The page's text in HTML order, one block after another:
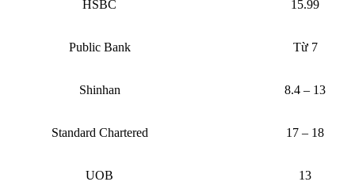
HSBC 15.99
Public Bank Từ 7
Shinhan 8.4 – 13
Standard Chartered 17 – 18
UOB 13